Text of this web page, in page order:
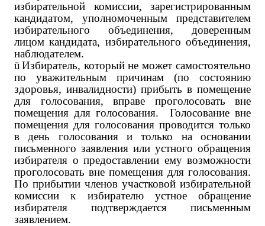
избирательной комиссии, зарегистрированным
кандидатом, уполномоченным представителем
избирательного объединения, доверенным
лицом кандидата, избирательного объединения,
наблюдателем.
ü Избиратель, который не может самостоятельно
по уважительным причинам (по состоянию
здоровья, инвалидности) прибыть в помещение
для голосования, вправе проголосовать вне
помещения для голосования. Голосование вне
помещения для голосования проводится только
в день голосования и только на основании
письменного заявления или устного обращения
избирателя о предоставлении ему возможности
проголосовать вне помещения для голосования.
По прибытии членов участковой избирательной
комиссии к избирателю устное обращение
избирателя подтверждается письменным
заявлением.